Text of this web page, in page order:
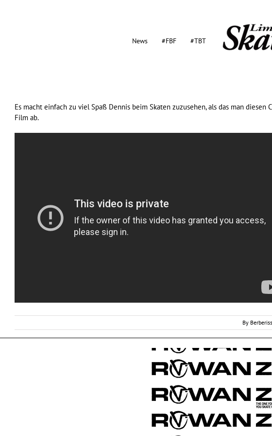
News #FBF #TBT
Es macht einfach zu viel Spaß Dennis beim Skaten zuzusehen, als das man
Film ab.
By